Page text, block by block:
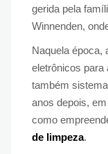
gerida pela
Winnenden,
Naquela época,
eletrônicos para
também
anos depois,
como
de limpeza.